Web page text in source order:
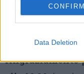
CONFIRM
Data Deletion
celebrazione
patronale, alle
Giovanni
ringraziamento